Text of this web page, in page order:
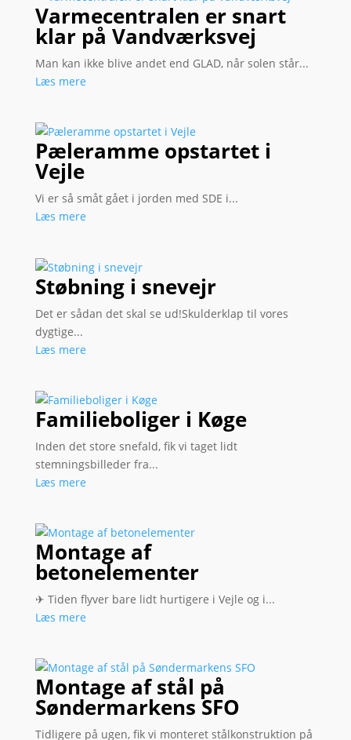
Varmecentralen er snart
klar på Vandværksvej
Man kan ikke blive andet end GLAD, når solen står...
Læs mere
Pæleramme opstartet i
Vejle
Vi er så småt gået i jorden med SDE i...
Læs mere
Støbning i snevejr
Det er sådan det skal se ud!Skulderklap til vores
dygtige...
Læs mere
Familieboliger i Køge
Inden det store snefald, fik vi taget lidt
stemningsbilleder fra...
Læs mere
Montage af
betonelementer
✈ Tiden flyver bare lidt hurtigere i Vejle og i...
Læs mere
Montage af stål på
Søndermarkens SFO
Tidligere på ugen, fik vi monteret stålkonstruktion på